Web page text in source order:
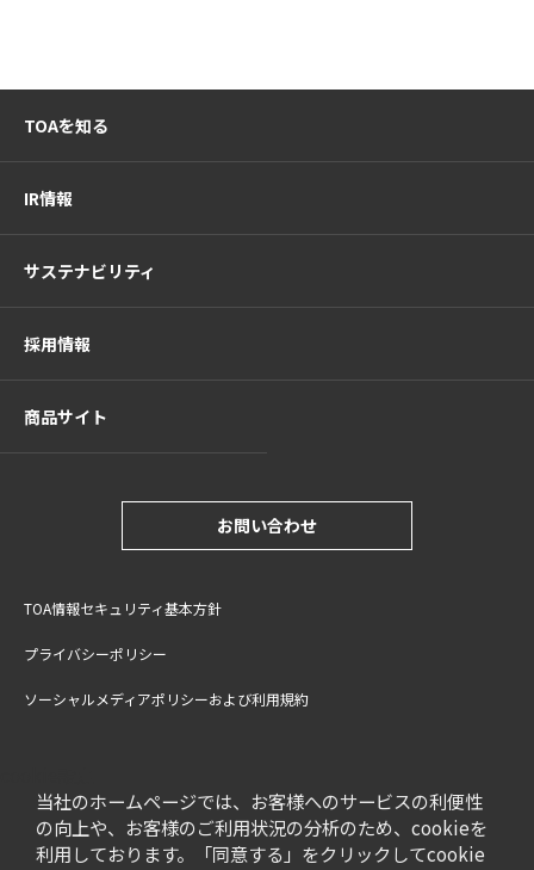
当社のホームページでは、お客様へのサービスの利便性
の向上や、お客様のご利用状況の分析のため、cookieを
利用しております。「同意する」をクリックしてcookie
TOAを知る
IR情報
サステナビリティ
採用情報
商品サイト
お問い合わせ
TOA情報セキュリティ基本方針
プライバシーポリシー
ソーシャルメディアポリシーおよび利用規約
特定商取引法に基づく表記